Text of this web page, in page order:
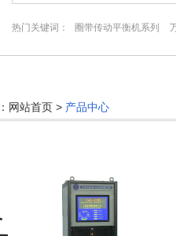
热门关键词： 圈带传动平衡机系列
网站首页 > 产品中心